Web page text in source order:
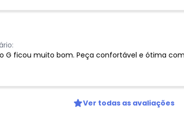
G ficou muito bom. Peça confortável e ótima
Ver todas as avaliações